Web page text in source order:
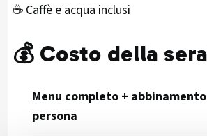
☕ Caffè e acqua inclusi
💰 Costo della
Menu completo +
persona